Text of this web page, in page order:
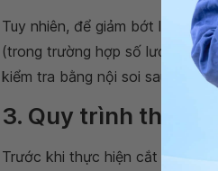
Tuy nhiên, để giảm bớt lo lắng
(trong trường hợp số lượng
kiểm tra bằng nội soi sau 1 năm.
3. Quy trình thực
Trước khi thực hiện cắt bỏ